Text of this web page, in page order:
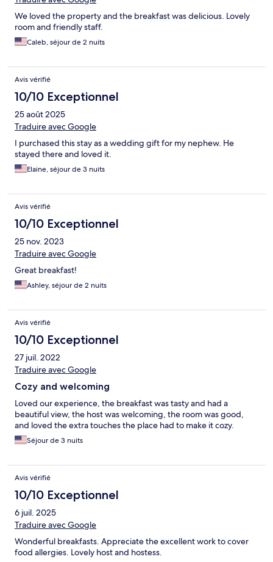
We loved the property and the breakfast was delicious. Lovely
room and friendly staff.
Caleb, séjour de 2 nuits
Avis vérifié
10/10 Exceptionnel
25 août 2025
Traduire avec Google
I purchased this stay as a wedding gift for my nephew. He
stayed there and loved it.
Elaine, séjour de 3 nuits
Avis vérifié
10/10 Exceptionnel
25 nov. 2023
Traduire avec Google
Great breakfast!
Ashley, séjour de 2 nuits
Avis vérifié
10/10 Exceptionnel
27 juil. 2022
Traduire avec Google
Cozy and welcoming
Loved our experience, the breakfast was tasty and had a
beautiful view, the host was welcoming, the room was good,
and loved the extra touches the place had to make it cozy.
Séjour de 3 nuits
Avis vérifié
10/10 Exceptionnel
6 juil. 2025
Traduire avec Google
Wonderful breakfasts. Appreciate the excellent work to cover
food allergies. Lovely host and hostess.